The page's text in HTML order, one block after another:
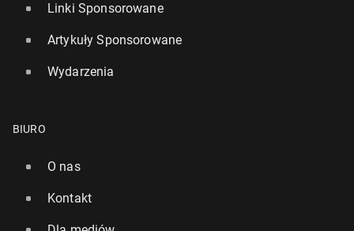
Linki Sponsorowane
Artykuły Sponsorowane
Wydarzenia
BIURO
O nas
Kontakt